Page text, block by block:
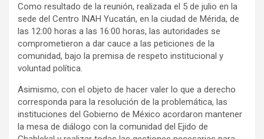
Como resultado de la reunión, realizada el 5 de julio en la
sede del Centro INAH Yucatán, en la ciudad de Mérida, de
las 12:00 horas a las 16:00 horas, las autoridades se
comprometieron a dar cauce a las peticiones de la
comunidad, bajo la premisa de respeto institucional y
voluntad política.
Asimismo, con el objeto de hacer valer lo que a derecho
corresponda para la resolución de la problemática, las
instituciones del Gobierno de México acordaron mantener
la mesa de diálogo con la comunidad del Ejido de